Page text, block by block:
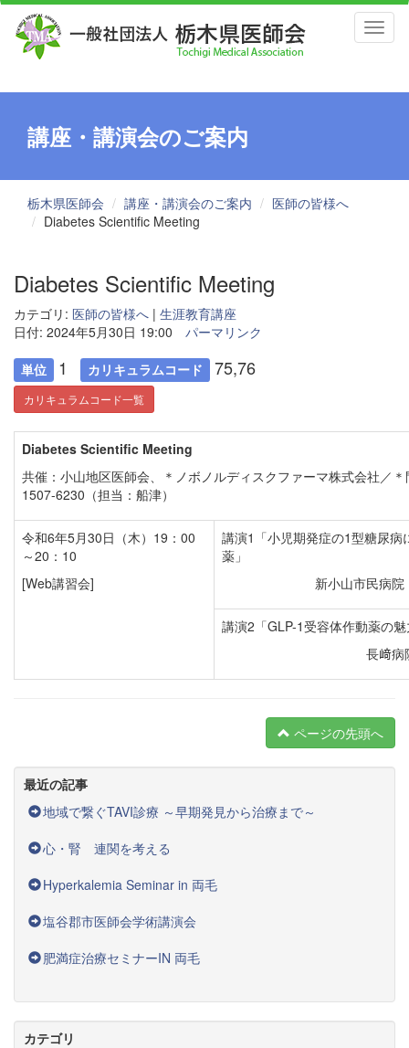
講座・講演会のご案内
栃木県医師会 講座・講演会のご案内
医師の皆様へ
Diabetes Scientific Meeting
Diabetes Scientific Meeting
カテゴリ: 医師の皆様へ | 生涯教育講座
日付: 2024年5月30日 19:00
パーマリンク
単位 1 カリキュラムコード 75,76
カリキュラムコード一覧
Diabetes Scientific Meeting
共催：小山地区医師会、
＊ ノボノルディスクファーマ株式会社／
1507-6230（担当：船津）
令和6年5月30日（木）19：00
～20：10
[Web講習会]
講演1「小児期発症の1型糖尿病
薬」
新小山市民病
講演2「GLP-1受容体作動薬の
長﨑
ページの先頭へ
最近の記事
地域で繋ぐTAVI診療 ～早期発見から治療まで～
心・腎 連関を考える
Hyperkalemia Seminar in 両毛
塩谷郡市医師会学術講演会
肥満症治療セミナーIN 両毛
カテゴリ